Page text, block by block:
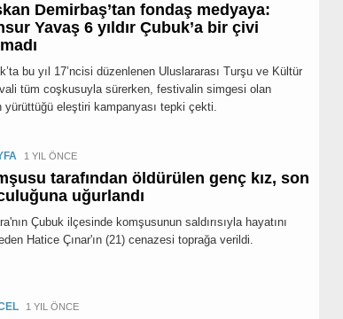
Demirbaş’tan fondaş medyaya:
Yavaş 6 yıldır Çubuk’a bir çivi
bu yıl 17’ncisi düzenlenen Uluslararası Turşu ve Kültür
tüm coşkusuyla sürerken, festivalin simgesi olan
eleştiri kampanyası tepki çekti.
1 YIL ÖNCE
tarafından öldürülen genç kız, son
uğurlandı
Çubuk ilçesinde komşusunun saldırısıyla hayatını
Hatice Çınar'ın (21) cenazesi toprağa verildi.
1 YIL ÖNCE